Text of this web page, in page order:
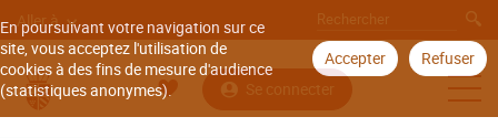
En poursuivant votre navigation sur ce
site, vous acceptez l'utilisation de
cookies à des fins de mesure d'audience
(statistiques anonymes).
Accepter Refuser
Aller à
Se connecter